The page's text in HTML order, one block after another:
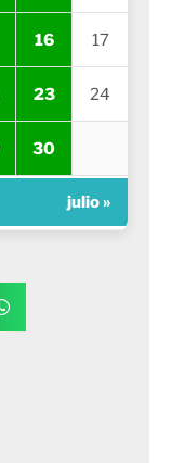
16 17
23 24
30
julio »